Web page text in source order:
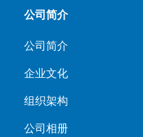
公司简介
公司简介
企业文化
组织架构
公司相册